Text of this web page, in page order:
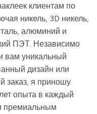
клиентам по
никель, 3D никель,
алюминий и
ПЭТ. Независимо
вам уникальный
дизайн или
заказ, я приношу
опыта в каждый
премиальным